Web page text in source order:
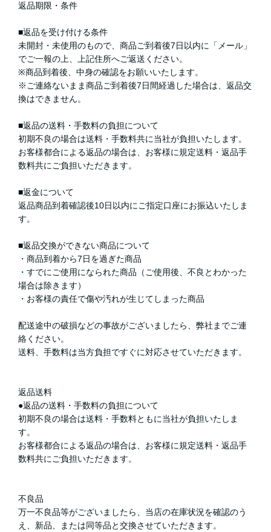
返品期限・条件
■返品を受け付ける条件
未開封・未使用のもので、商品ご到着後7日以内に「メール」
でご一報の上、上記住所へご返送ください。
※商品到着後、中身の確認をお願いいたします。
※ご連絡ないまま商品ご到着後7日間経過した場合は、返品交
換はできません。
■返品の送料・手数料の負担について
初期不良の場合は送料・手数料共に当社が負担いたします。
お客様都合による返品の場合は、お客様に規定送料・返品手
数料共にご負担いただきます。
■返金について
返品商品到着確認後10日以内にご指定口座にお振込いたしま
す。
■返品交換ができない商品について
・商品到着から7日を過ぎた商品
・すでにご使用になられた商品（ご使用後、不良とわかった
場合は除きます）
・お客様の責任で傷や汚れが生じてしまった商品
配送途中の破損などの事故がございましたら、弊社までご連
絡ください。
送料、手数料は当方負担ですぐに対応させていただきます。
返品送料
●返品の送料・手数料の負担について
初期不良の場合は送料・手数料ともに当社が負担いたしま
す。
お客様都合による返品の場合は、お客様に規定送料・返品手
数料共にご負担いただきます。
不良品
万一不良品等がございましたら、当店の在庫状況を確認のう
え、新品、または同等品と交換させていただきます。